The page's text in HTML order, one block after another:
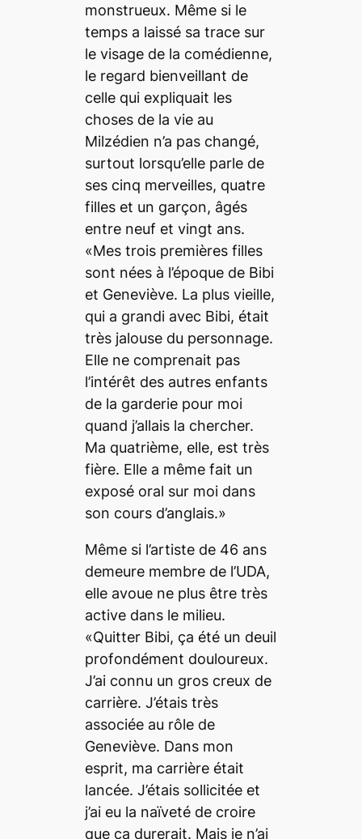
monstrueux. Même si le
temps a laissé sa trace sur
le visage de la comédienne,
le regard bienveillant de
celle qui expliquait les
choses de la vie au
Milzédien n’a pas changé,
surtout lorsqu’elle parle de
ses cinq merveilles, quatre
filles et un garçon, âgés
entre neuf et vingt ans.
«Mes trois premières filles
sont nées à l’époque de Bibi
et Geneviève. La plus vieille,
qui a grandi avec Bibi, était
très jalouse du personnage.
Elle ne comprenait pas
l’intérêt des autres enfants
de la garderie pour moi
quand j’allais la chercher.
Ma quatrième, elle, est très
fière. Elle a même fait un
exposé oral sur moi dans
son cours d’anglais.»
Même si l’artiste de 46 ans
demeure membre de l’UDA,
elle avoue ne plus être très
active dans le milieu.
«Quitter Bibi, ça été un deuil
profondément douloureux.
J’ai connu un gros creux de
carrière. J’étais très
associée au rôle de
Geneviève. Dans mon
esprit, ma carrière était
lancée. J’étais sollicitée et
j’ai eu la naïveté de croire
que ça durerait. Mais je n’ai